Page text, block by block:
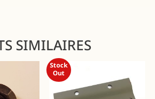
SIMILAIRES
Stock
Out